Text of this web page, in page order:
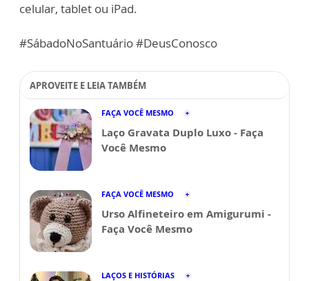
celular, tablet ou iPad.
#SábadoNoSantuário #DeusConosco
APROVEITE E LEIA TAMBÉM
FAÇA VOCÊ MESMO
Laço Gravata Duplo Luxo - Faça
Você Mesmo
FAÇA VOCÊ MESMO
Urso Alfineteiro em Amigurumi -
Faça Você Mesmo
LAÇOS E HISTÓRIAS